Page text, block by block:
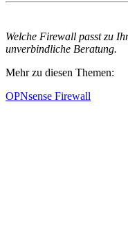
Welche Firewall passt zu
unverbindliche Beratung.
Mehr zu diesen Themen:
OPNsense Firewall